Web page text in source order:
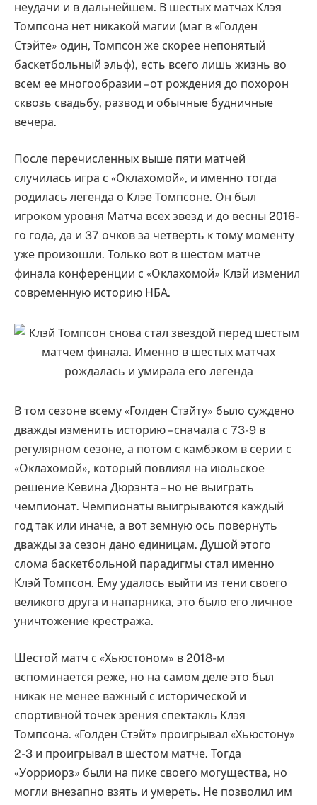
неудачи и в дальнейшем. В шестых матчах Клэя
Томпсона нет никакой магии (маг в «Голден
Стэйте» один, Томпсон же скорее непонятый
баскетбольный эльф), есть всего лишь жизнь во
всем ее многообразии – от рождения до похорон
сквозь свадьбу, развод и обычные будничные
вечера.
После перечисленных выше пяти матчей
случилась игра с «Оклахомой», и именно тогда
родилась легенда о Клэе Томпсоне. Он был
игроком уровня Матча всех звезд и до весны 2016-
го года, да и 37 очков за четверть к тому моменту
уже произошли. Только вот в шестом матче
финала конференции с «Оклахомой» Клэй изменил
современную историю НБА.
В том сезоне всему «Голден Стэйту» было суждено
дважды изменить историю – сначала с 73-9 в
регулярном сезоне, а потом с камбэком в серии с
«Оклахомой», который повлиял на июльское
решение Кевина Дюрэнта – но не выиграть
чемпионат. Чемпионаты выигрываются каждый
год так или иначе, а вот земную ось повернуть
дважды за сезон дано единицам. Душой этого
слома баскетбольной парадигмы стал именно
Клэй Томпсон. Ему удалось выйти из тени своего
великого друга и напарника, это было его личное
уничтожение крестража.
Шестой матч с «Хьюстоном» в 2018-м
вспоминается реже, но на самом деле это был
никак не менее важный с исторической и
спортивной точек зрения спектакль Клэя
Томпсона. «Голден Стэйт» проигрывал «Хьюстону»
2-3 и проигрывал в шестом матче. Тогда
«Уорриорз» были на пике своего могущества, но
могли внезапно взять и умереть. Не позволил им